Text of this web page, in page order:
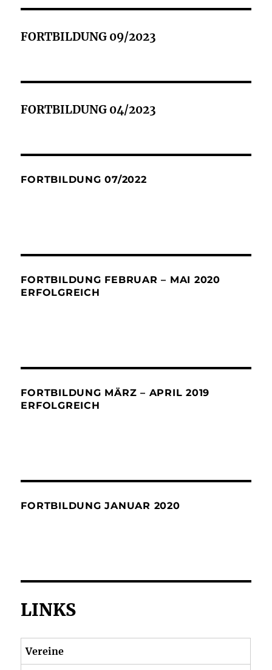
FORTBILDUNG 09/2023
FORTBILDUNG 04/2023
FORTBILDUNG 07/2022
FORTBILDUNG FEBRUAR – MAI 2020
ERFOLGREICH
FORTBILDUNG MÄRZ – APRIL 2019
ERFOLGREICH
FORTBILDUNG JANUAR 2020
LINKS
Vereine